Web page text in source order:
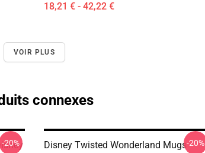
18,21 € - 42,22 €
VOIR PLUS
connexes
-20%
Disney Twisted Wonderland Mugs --20%